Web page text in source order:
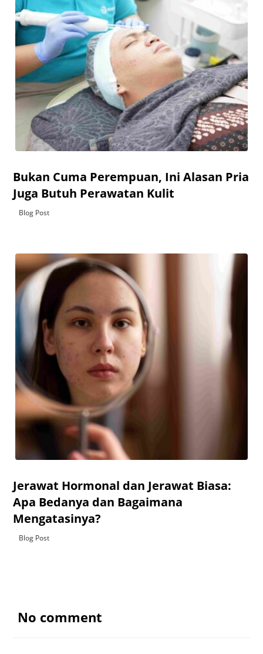
Bukan Cuma Perempuan, Ini Alasan Pria
Juga Butuh Perawatan Kulit
Blog Post
Jerawat Hormonal dan Jerawat Biasa:
Apa Bedanya dan Bagaimana
Mengatasinya?
Blog Post
No comment